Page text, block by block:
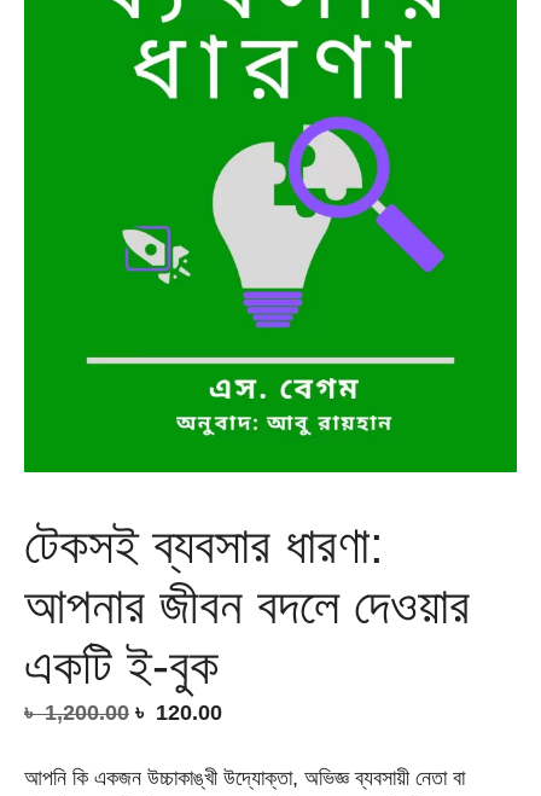
টেকসই ব্যবসার ধারণা:
আপনার জীবন বদলে দেওয়ার
একটি ই-বুক
৳1,200.00 Original
was:
৳ 120.00Current
is:
আপনি কি একজন উচ্চাকাঙ্খী উদ্যোক্তা, অভিজ্ঞ ব্যবসায়ী নেতা বা